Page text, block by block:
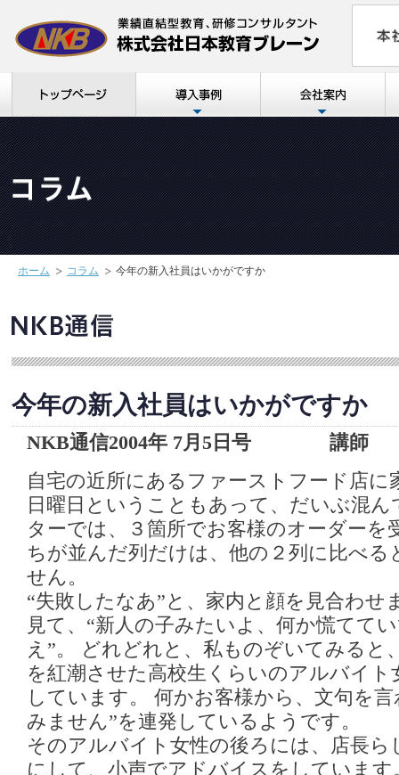
ホーム コラム 今年の新入社員はいかがですか
今年の新入社員はいかがですか
NKB通信2004年 7月5日号 講師
自宅の近所にあるファーストフード店に
日曜日ということもあって、だいぶ混
ターでは、３箇所でお客様のオーダーを
ちが並んだ列だけは、他の２列に比べる
せん。
“失敗したなあ”と、家内と顔を見合わせ
見て、“新人の子みたいよ、何か慌てて
え”。 どれどれと、私ものぞいてみると
を紅潮させた高校生くらいのアルバイト
しています。 何かお客様から、文句を
みません”を連発しているようです。
そのアルバイト女性の後ろには、店長
にして、小声でアドバイスをしていま